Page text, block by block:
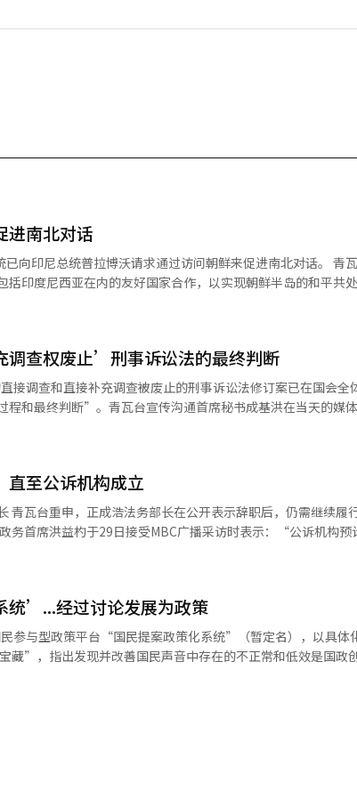
进南北对话
向印尼总统普拉博沃请求通过访问朝鲜来促进南北对话。 青
印度尼西亚在内的友好国家合作，以实现朝鲜半岛的和平共
出了正式的访问请求，但强调这一请求并非突发，而是基于恢
示：“在上次访韩时，韩国总统问我‘是否可以访问朝鲜以任何
的正式请求，我会以尊重和乐意的态度前往。” 普拉博沃总
性和中立性的信任。 他表示：“印尼始终坚持不干涉任何国家
，提出对话的途径。” 印尼以不结盟中立外交为原则，保持与
年与朝鲜建交。 李总统与普拉博沃总统在4月的首脑会议上决
编辑。
查权废止’刑事诉讼法的最终判断
接调查和直接补充调查被废止的刑事诉讼法修订案已在国会全
和最终判断”。青瓦台宣传沟通首席秘书成基洪在当天的媒
分离，旨在防止权力的垄断和滥用，同时提升受害者和国民的
量党进行了阻挠发言，因此未参与投票。该修订案内容包括将
的案件进行直接补充调查。检察官可以要求警方进行补充调查
如有必要，可以延长调查期限一次。如果警方不移送案件，控
制案件记录的权利。基于重大违法调查提起公诉或检察官明显
决。然而，在立法过程中，法务部长郑成浩对检察官补充调查
表示：“在初次尝试的道路上，如果出现与善意或期待相悖的
改革的成败不在于改变现有秩序本身，而在于能否使国民的生
国民和民生提供实质性的帮助。”郑部长此前曾表示，若全面
犯罪受害者保护的空白，认为应保留部分权力。他还提出，
调查的所有案件记录移交给检察院，以制约警方权力的滥用。
直至公诉机构成立
直
制度整理和落实期间继续履职。”他还表示：“目前不认为会有
忧在法案审查过程
要单独建议行使否决权的事项。” 他还补充道：“在讨论过
中也充分考虑了这些担忧。” 对于检察官补充调查权被取
统’...经过讨论发展为政策